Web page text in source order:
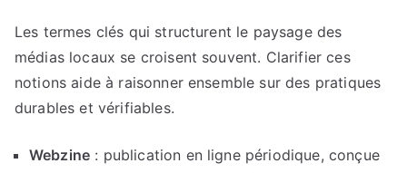
Les termes clés qui structurent le paysage des
médias locaux se croisent souvent. Clarifier ces
notions aide à raisonner ensemble sur des pratiques
durables et vérifiables.
Webzine : publication en ligne périodique, conçue